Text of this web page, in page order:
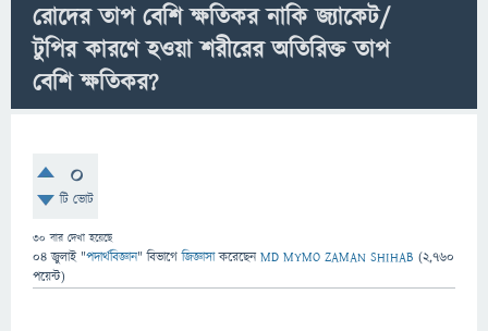
রোদের তাপ বেশি ক্ষতিকর নাকি জ্যাকেট/
টুপির কারণে হওয়া শরীরের অতিরিক্ত তাপ
বেশি ক্ষতিকর?
0
টি ভোট
30 বার দেখা হয়েছে
04 জুলাই "পদার্থবিজ্ঞান" বিভাগে জিজ্ঞাসাকরেছেনMD MYMO ZAMAN SHIHAB (2,760
পয়েন্ট)